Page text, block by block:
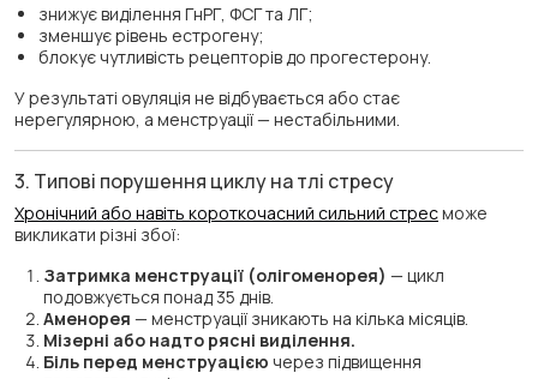
знижує виділення ГнРГ, ФСГ та ЛГ;
зменшує рівень естрогену;
блокує чутливість рецепторів до прогестерону.
У результаті овуляція не відбувається або стає
нерегулярною, а менструації — нестабільними.
3. Типові порушення циклу на тлі стресу
Хронічний або навіть короткочасний сильний стресможе
викликати різні збої:
Затримка менструації (олігоменорея) — цикл
подовжується понад 35 днів.
Аменорея — менструації зникають на кілька місяців.
Мізерні або надто рясні виділення.
Біль перед менструацією через підвищення